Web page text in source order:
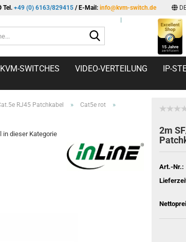
Tel. +49 (0) 6163/829415 / E-Mail: info@kvm-switch.de
KVM-SWITCHES VIDEO-VERTEILUNG IP-
RJ45 Patchkabel » Cat5e rot »
in dieser Kategorie
2m
Art.-Nr.: